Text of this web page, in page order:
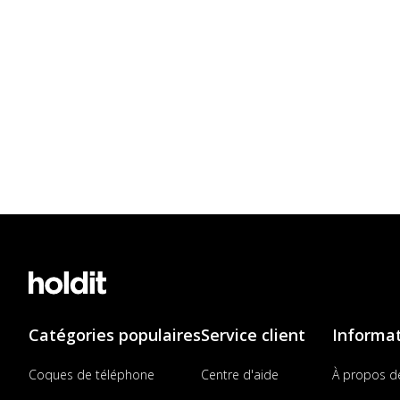
Catégories populaires
Coques de téléphone
Service client
Centre d'aide À propos